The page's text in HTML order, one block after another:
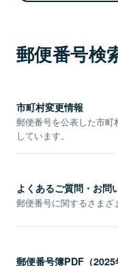
郵便番号検
市町村変更情報
郵便番号を公表した市
しています。
よくあるご質問・お問
郵便番号に関するさまざ
郵便番号簿PDF（2025